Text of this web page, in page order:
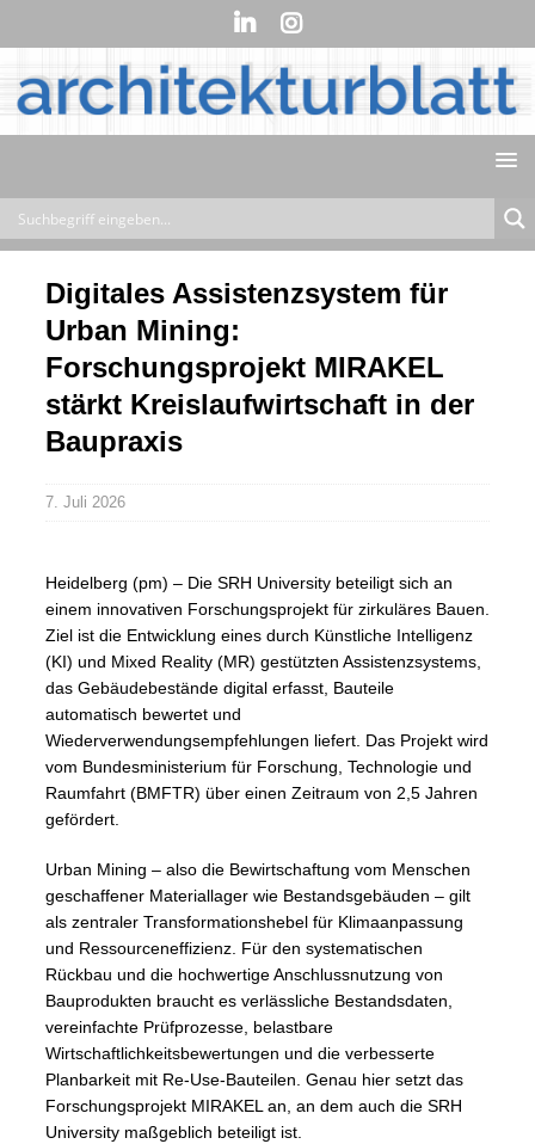
Digitales Assistenzsystem für
Urban Mining:
Forschungsprojekt MIRAKEL
stärkt Kreislaufwirtschaft in der
Baupraxis
7. Juli 2026
Heidelberg (pm) – Die SRH University beteiligt sich an
einem innovativen Forschungsprojekt für zirkuläres Bauen.
Ziel ist die Entwicklung eines durch Künstliche Intelligenz
(KI) und Mixed Reality (MR) gestützten Assistenzsystems,
das Gebäudebestände digital erfasst, Bauteile
automatisch bewertet und
Wiederverwendungsempfehlungen liefert. Das Projekt wird
vom Bundesministerium für Forschung, Technologie und
Raumfahrt (BMFTR) über einen Zeitraum von 2,5 Jahren
gefördert.
Urban Mining – also die Bewirtschaftung vom Menschen
geschaffener Materiallager wie Bestandsgebäuden – gilt
als zentraler Transformationshebel für Klimaanpassung
und Ressourceneffizienz. Für den systematischen
Rückbau und die hochwertige Anschlussnutzung von
Bauprodukten braucht es verlässliche Bestandsdaten,
vereinfachte Prüfprozesse, belastbare
Wirtschaftlichkeitsbewertungen und die verbesserte
Planbarkeit mit Re-Use-Bauteilen. Genau hier setzt das
Forschungsprojekt MIRAKEL an, an dem auch die SRH
University maßgeblich beteiligt ist.